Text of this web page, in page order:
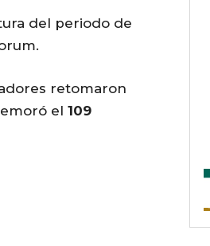
del periodo de
retomaron
el 109